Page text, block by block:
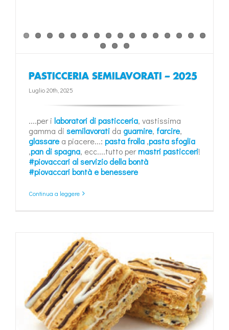
PASTICCERIA SEMILAVORATI – 2025
Luglio 20th, 2025
....per i laboratori di pasticceria, vastissima
gamma di semilavorati da guarnire, farcire,
glassare a piacere...: pasta frolla ,pasta sfoglia
,pan di spagna, ecc....tutto permastri pasticceri!
#piovaccari al servizio della bontà
#piovaccari bontà e benessere
Continua a leggere